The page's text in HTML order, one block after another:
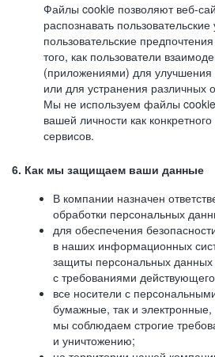
Файлы cookie позволяют веб-
распознавать
пользовательские
того, как пользователи
(приложениями) для улучшения
или для устранения различных
Мы не используем файлы
вашей личности как
сервисов.
6. Как мы защищаем ваши данные
В компании назначен
обработки персональных
для обеспечения
в наших информационных
защиты персональных данных
с требованиями
все носители с
бумажные, так и электронные,
мы соблюдаем строгие
и уничтожению;